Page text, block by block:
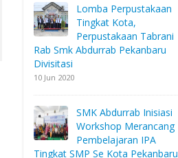
Lomba Perpustakaan
Tingkat Kota,
Perpustakaan Tabrani
Rab Smk Abdurrab Pekanbaru
Divisitasi
10 Jun 2020
SMK Abdurrab Inisiasi
Workshop Merancang
Pembelajaran IPA
Tingkat SMP Se Kota Pekanbaru